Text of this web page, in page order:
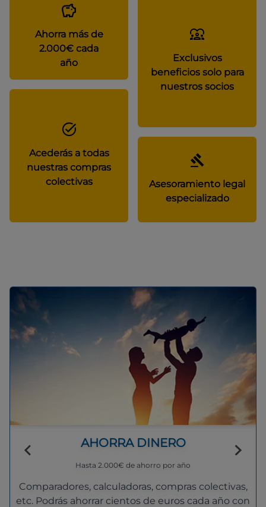
Ahorra más de
2.000€ cada
año
Exclusivos
beneficios solo para
nuestros socios
Acederás a todas
nuestras compras
colectivas
Asesoramiento legal
especializado
AHORRA DINERO
Hasta 2.000€ de ahorro por año
Comparadores, calculadoras, compras colectivas,
etc. Podrás ahorrar cientos de euros cada año con